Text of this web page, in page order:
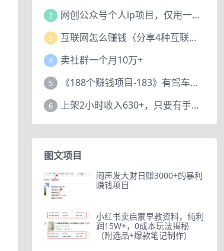
2 网创公众号个人ip项目，仅用一篇文章做到全网引流！
3 互联网怎么赚钱（分享4种互联网赚钱模式）
4 卖社群一个月10万+
5 《188个赚钱项目-183》有驾车评项目，动动小手，复制粘贴赚44元！
6 上架2小时收入630+，只要有手就能做的AI搞钱项目，奶奶看完都能学会!
图文项目
闷声发大财日赚3000+的暴利
赚钱项目
小红书卖启蒙早教资料，纯利
润15W+，0成本玩法揭秘
（附选品+爆款笔记制作）